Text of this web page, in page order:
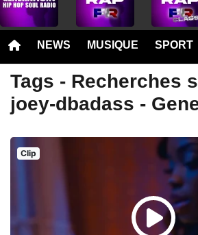
NEWS MUSIQUE SPORT
Tags - Recherches
joey-dbadass -
Clip